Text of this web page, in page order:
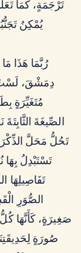
تَرْجَمَةٍ، كَمَا
يُمْكِنُ
رُبَّمَا هَذَا
دِمَشْقَ، لَسْتُ
مُتَغَيِّرَةٍ
الصِّيغَةَ
تَحُلُّ مَحَلَّ
تَسْتَبْدِلُ
تَفَاصِيلِهَا
الصُّوَرِ
صَغِيرَةٍ، كَأَنَّهَا
صُورَةٍ